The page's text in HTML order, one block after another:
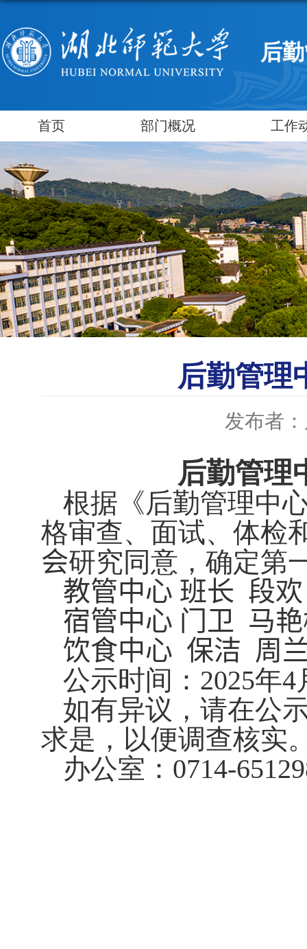
后
首页 部门概况 工作
后勤管理
发布者
后勤管理
根据《后勤管理中
格审查、面试、体检
会研究同意，确定第
教管中心 班长 段欢
宿管中心 门卫 马
饮食中心 保洁 周
公示时间： 2025年4
如有异议，请在公
求是，以便调查核实
办公室： 0714-